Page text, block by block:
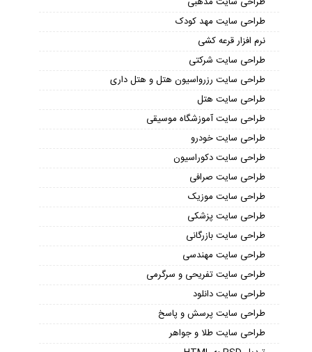
خدمات طراحی سایت
بهینه سازی سایت
طراحی سایت ریسپانسیو-واکنش گرا
طراحی وب سایت های خدماتی
طراحی سایت مزون
طراحی سایت آگهی ، تبلیغاتی ، نیازمندی
طراحی سایت کارخانه
طراحی سایت دایرکتوری
طراحی سایت صنعتی
طراحی سایت آژانس مسافرتی و گردشگری
طراحی سایت مراکز تجاری
طراحی سایت مذهبی
طراحی سایت مهد کودک
نرم افزار قرعه کشی
طراحی سایت شرکتی
طراحی سایت رزرواسیون هتل و هتل داری
طراحی سایت هتل
طراحی سایت آموزشگاه موسیقی